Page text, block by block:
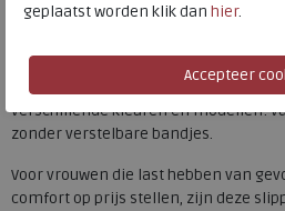
Ook voor dames biedt Ecco een
vrouwelijk design met dezelfde
ondersteuning als de herenmodellen.
verschillende kleuren en modellen:
zonder verstelbare bandjes.
Voor vrouwen die last hebben van
comfort op prijs stellen, zijn deze
geplaatst worden klik dan hier.